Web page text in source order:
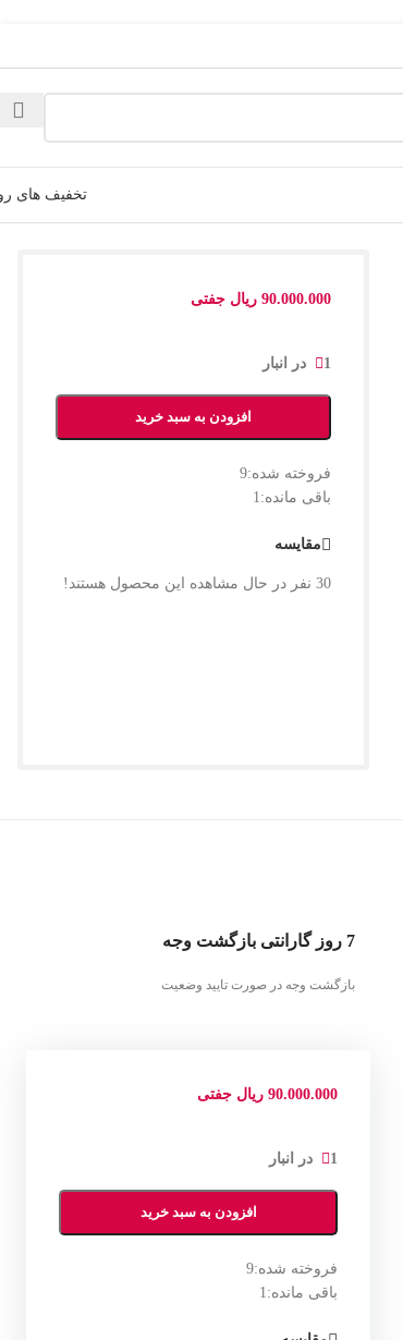
تخفیف های
90.000.000 ریال جفتی
1 در انبار
افزودن به سبد خرید
فروخته شده:9
باقی مانده:1
مقایسه
30 نفر در حال مشاهده این محصول هستند!
7 روز گارانتی بازگشت وجه
بازگشت وجه در صورت تایید وضعیت
90.000.000 ریال جفتی
1 در انبار
افزودن به سبد خرید
فروخته شده:9
باقی مانده:1